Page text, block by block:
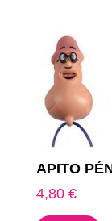
APITO
4,80 €